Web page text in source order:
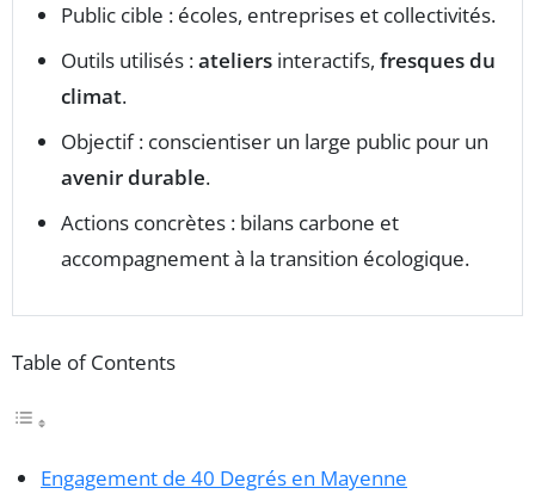
Public cible : écoles, entreprises et collectivités.
Outils utilisés :ateliers interactifs, fresques du
climat.
Objectif : conscientiser un large public pour un
avenir durable.
Actions concrètes : bilans carbone et
accompagnement à la transition écologique.
Table of Contents
Engagement de 40 Degrés en Mayenne